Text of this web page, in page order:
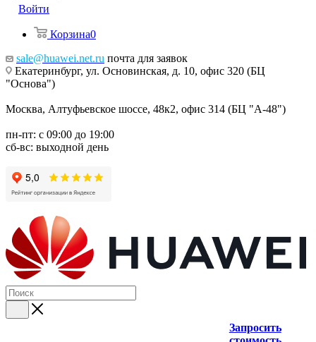
Войти
Корзина0
sale@huawei.net.ru почта для заявок
Екатеринбург, ул. Основинская, д. 10, офис 320 (БЦ
"Основа")
Москва, Алтуфьевское шоссе, 48к2, офис 314 (БЦ "А-48")
пн-пт: с 09:00 до 19:00
сб-вс: выходной день
Запросить